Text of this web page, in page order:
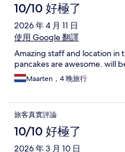
10/10 好極了
2026 年 4 月 11 日
使用 Google 翻譯
Amazing staff and location in
pancakes are awesome. will
Maarten，4 晚旅行
旅客真實評論
10/10 好極了
2026 年 3 月 10 日